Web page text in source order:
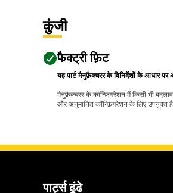
कुंजी
फैक्ट्री फ़िट
यह पार्ट मैनुफ़ैक्चरर के विनिर्देशों के आधार
मैनुफ़ैक्चरर के कॉन्फ़िगरेशन में किसी भी
और अनुमानित कॉन्फ़िगरेशन के लिए उपयुक्त है
पार्ट्स ढूंढे